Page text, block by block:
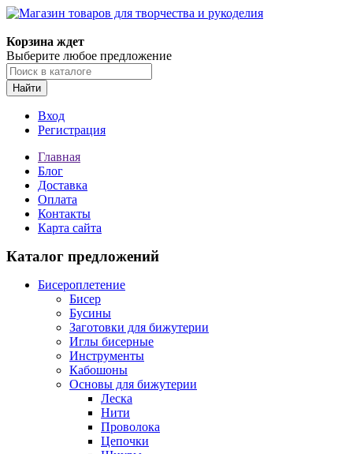
Корзина ждет
Выберите любое предложение
Найти
Вход
Регистрация
Главная
Блог
Доставка
Оплата
Контакты
Карта сайта
Каталог предложений
Бисероплетение
Бисер
Бусины
Заготовки для бижутерии
Иглы бисерные
Инструменты
Кабошоны
Основы для бижутерии
Леска
Нити
Проволока
Цепочки